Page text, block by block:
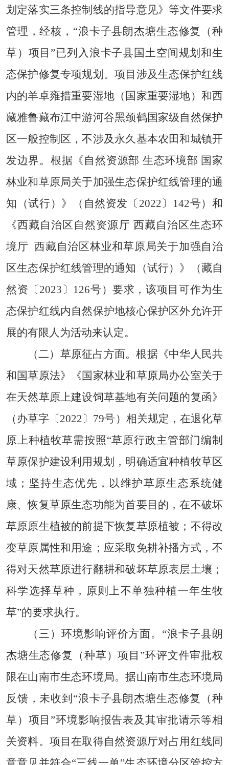
划定落实三条控制线的指导意见》等文件要求
管理，经核，“浪卡子县朗杰塘生态修复（种
草）项目”已列入浪卡子县国土空间规划和生
态保护修复专项规划。项目涉及生态保护红线
内的羊卓雍措重要湿地（国家重要湿地）和西
藏雅鲁藏布江中游河谷黑颈鹤国家级自然保护
区一般控制区，不涉及永久基本农田和城镇开
发边界。根据《自然资源部 生态环境部 国家
林业和草原局关于加强生态保护红线管理的通
知（试行）》（自然资发〔2022〕142号）和
《西藏自治区自然资源厅 西藏自治区生态环
境厅 西藏自治区林业和草原局关于加强自治
区生态保护红线管理的通知（试行）》（藏自
然资〔2023〕126号）要求，该项目可作为生
态保护红线内自然保护地核心保护区外允许开
展的有限人为活动来认定。
（二）草原征占方面。根据《中华人民共
和国草原法》《国家林业和草原局办公室关于
在天然草原上建设饲草基地有关问题的复函》
（办草字〔2022〕79号）相关规定，在退化草
原上种植牧草需按照“草原行政主管部门编制
草原保护建设利用规划，明确适宜种植牧草区
域；坚持生态优先，以维护草原生态系统健
康、恢复草原生态功能为首要目的，在不破坏
草原原生植被的前提下恢复草原植被；不得改
变草原属性和用途；应采取免耕补播方式，不
得对天然草原进行翻耕和破坏草原表层土壤；
科学选择草种，原则上不单独种植一年生牧
草”的要求执行。
（三）环境影响评价方面。 “浪卡子县朗
杰塘生态修复（种草）项目”环评文件审批权
限在山南市生态环境局。据山南市生态环境局
反馈，未收到“浪卡子县朗杰塘生态修复（种
草）项目”环境影响报告表及其审批请示等相
关资料。项目在取得自然资源厅对占用红线同